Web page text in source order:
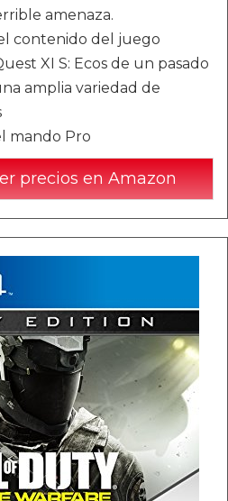
amenaza.
contenido del juego
XI S: Ecos de un pasado
amplia variedad de
mando Pro
precios en Amazon